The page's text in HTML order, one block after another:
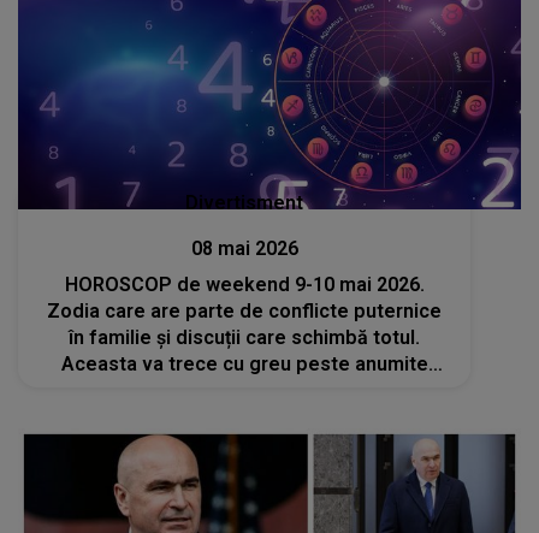
Divertisment
08 mai 2026
HOROSCOP de weekend 9-10 mai 2026.
Zodia care are parte de conflicte puternice
în familie și discuții care schimbă totul.
Aceasta va trece cu greu peste anumite